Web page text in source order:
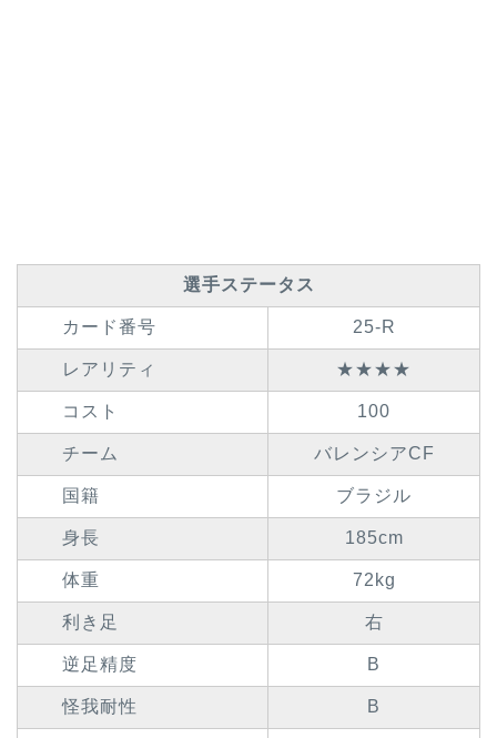
選手ステータス
カード番号 25-R
レアリティ ★★★★
コスト 100
チーム バレンシアCF
国籍 ブラジル
身長 185cm
体重 72kg
利き足 右
逆足精度 B
怪我耐性 B